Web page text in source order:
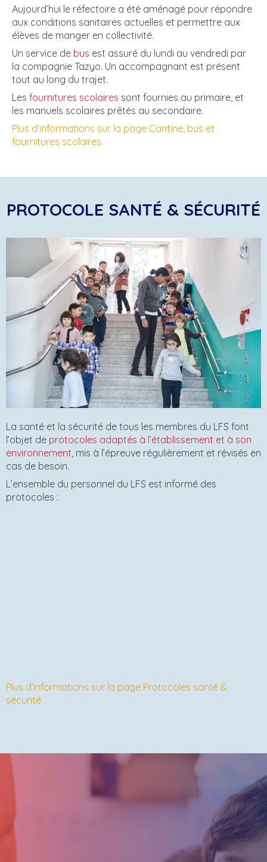
Aujourd’hui le réfectoire a été aménagé pour répondre
aux conditions sanitaires actuelles et permettre aux
élèves de manger en collectivité.
Un service de bus est assuré du lundi au vendredi par
la compagnie Tazyo. Un accompagnant est présent
tout au long du trajet.
Les fournitures scolaires sont fournies au primaire, et
les manuels scolaires prêtés au secondaire.
Plus d’informations sur la page Cantine, bus et
fournitures scolaires.
PROTOCOLE SANTÉ & SÉCURITÉ
La santé et la sécurité de tous les membres du LFS font
l’objet de protocoles adaptés à l’établissement et à son
environnement, mis à l’épreuve régulièrement et révisés en
cas de besoin.
L’ensemble du personnel du LFS est informé des
protocoles :
Plus d’informations sur la page Protocoles santé &
sécurité